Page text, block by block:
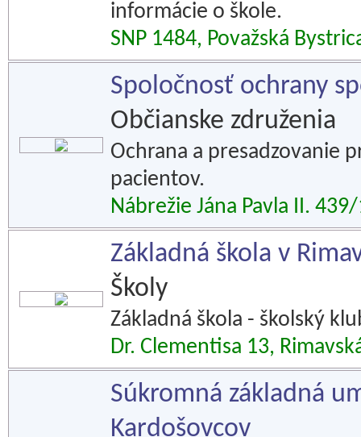
informácie o škole.
SNP 1484, Považská
Spoločnosť ochrany
Občianske združenia
Ochrana a presadzovanie
pacientov.
Nábrežie Jána Pavla II.
Základná škola v
Školy
Základná škola - školský
Dr. Clementisa 13,
Súkromná základná
Kardošovcov